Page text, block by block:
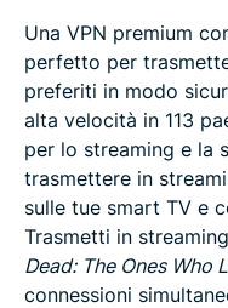
Una VPN premium
perfetto per
preferiti in modo
alta velocità in 113
per lo streaming e la
trasmettere in
sulle tue smart TV e
Trasmetti in
Dead: The Ones Who
connessioni